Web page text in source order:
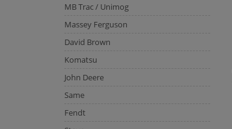
MB Trac / Unimog
Massey Ferguson
David Brown
Komatsu
John Deere
Same
Fendt